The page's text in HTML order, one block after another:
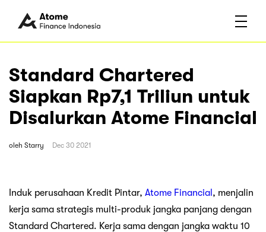
Standard Chartered
Siapkan Rp7,1 Triliun untuk
Disalurkan Atome Financial
oleh Starry Dec 30 2021
Induk perusahaan Kredit Pintar, Atome Financial , menjalin
kerja sama strategis multi-produk jangka panjang dengan
Standard Chartered. Kerja sama dengan jangka waktu 10